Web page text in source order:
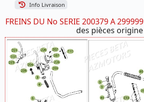
Info Livraison
FREINS DU No SERIE 200379 A 299999
des pièces origine